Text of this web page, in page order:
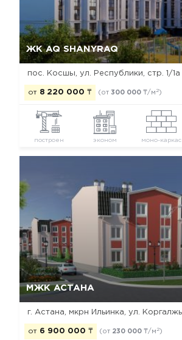
ЖК AQ SHANYRAQ
пос. Косшы, ул. Республики, стр. 1/1а
от 8 220 000 ₸ (от 300 000 ₸/м 2)
построен эконом моно-каркас
Да, удалить Отмена
МЖК АСТАНА
от 6 900 000 ₸ (от 230 000 ₸/м 2)